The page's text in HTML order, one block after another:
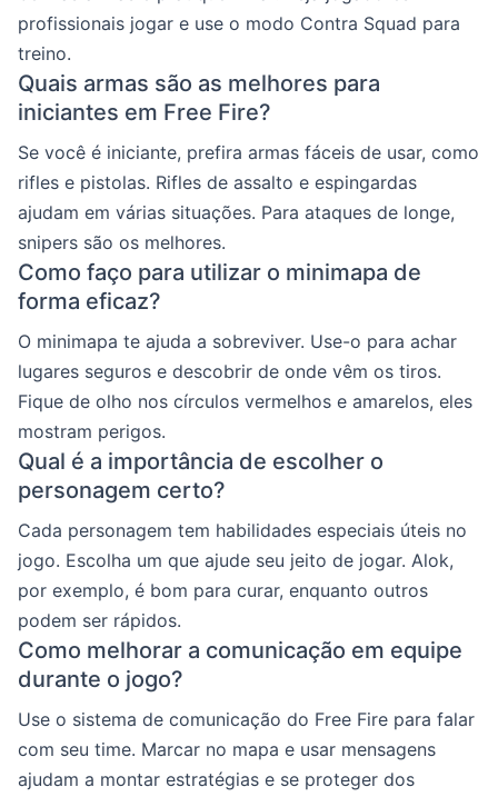
profissionais jogar e use o modo Contra Squad para
treino.
Quais armas são as melhores para
iniciantes em Free Fire?
Se você é iniciante, prefira armas fáceis de usar, como
rifles e pistolas. Rifles de assalto e espingardas
ajudam em várias situações. Para ataques de longe,
snipers são os melhores.
Como faço para utilizar o minimapa de
forma eficaz?
O minimapa te ajuda a sobreviver. Use-o para achar
lugares seguros e descobrir de onde vêm os tiros.
Fique de olho nos círculos vermelhos e amarelos, eles
mostram perigos.
Qual é a importância de escolher o
personagem certo?
Cada personagem tem habilidades especiais úteis no
jogo. Escolha um que ajude seu jeito de jogar. Alok,
por exemplo, é bom para curar, enquanto outros
podem ser rápidos.
Como melhorar a comunicação em equipe
durante o jogo?
Use o sistema de comunicação do Free Fire para falar
com seu time. Marcar no mapa e usar mensagens
ajudam a montar estratégias e se proteger dos